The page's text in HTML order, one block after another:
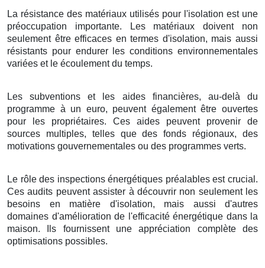
La résistance des matériaux utilisés pour l'isolation est une
préoccupation importante. Les matériaux doivent non
seulement être efficaces en termes d'isolation, mais aussi
résistants pour endurer les conditions environnementales
variées et le écoulement du temps.
Les subventions et les aides financières, au-delà du
programme à un euro, peuvent également être ouvertes
pour les propriétaires. Ces aides peuvent provenir de
sources multiples, telles que des fonds régionaux, des
motivations gouvernementales ou des programmes verts.
Le rôle des inspections énergétiques préalables est crucial.
Ces audits peuvent assister à découvrir non seulement les
besoins en matière d'isolation, mais aussi d'autres
domaines d'amélioration de l'efficacité énergétique dans la
maison. Ils fournissent une appréciation complète des
optimisations possibles.